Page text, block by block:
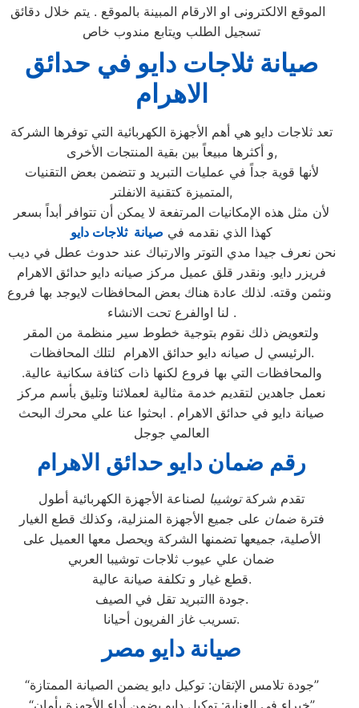
الموقع الالكترونى او الارقام المبينة بالموقع . يتم خلال دقائق
تسجيل الطلب ويتابع مندوب خاص
صيانة ثلاجات دايو في حدائق
الاهرام
تعد ثلاجات دايو هي أهم الأجهزة الكهربائية التي توفرها الشركة
و أكثرها مبيعاً بين بقية المنتجات الأخرى,
لأنها قوية جداً في عمليات التبريد و تتضمن بعض التقنيات
المتميزة كتقنية الانفلتر,
لأن مثل هذه الإمكانيات المرتفعة لا يمكن أن تتوافر أبداً بسعر
كهذا الذي نقدمه في صيانة ثلاجات دايو
نحن نعرف جيدا مدي التوتر والارتباك عند حدوث عطل في ديب
فريزر دايو. ونقدر قلق عميل مركز صيانه دايو حدائق الاهرام
ونثمن وقته. لذلك عادة هناك بعض المحافظات لايوجد بها فروع
لنا اوالفرع تحت الانشاء .
ولتعويض ذلك نقوم بتوجية خطوط سير منظمة من المقر
الرئيسي ل صيانه دايو حدائق الاهرام لتلك المحافظات.
والمحافظات التي بها فروع لكنها ذات كثافة سكانية عالية.
نعمل جاهدين لتقديم خدمة مثالية لعملائنا وتليق بأسم مركز
صيانة دايو في حدائق الاهرام . ابحثوا عنا علي محرك البحث
العالمي جوجل
رقم ضمان دايو حدائق الاهرام
تقدم شركةتوشيبا لصناعة الأجهزة الكهربائية أطول
فترةضمان على جميع الأجهزة المنزلية، وكذلك قطع الغيار
الأصلية، جميعها تضمنها الشركة ويحصل معها العميل على
ضمان علي عيوب ثلاجات توشيبا العربي
قطع غيار و تكلفة صيانة عالية.
جودة االتبريد تقل في الصيف.
تسريب غاز الفريون أحيانا.
صيانة دايو مصر
“جودة تلامس الإتقان: توكيل دايو يضمن الصيانة الممتازة”
“خبراء في العناية: توكيل دايو يضمن أداء الأجهزة بأمان”